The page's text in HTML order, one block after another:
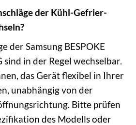
der Kühl-Gefrier-
der Samsung BESPOKE
sind in der Regel wechselbar.
das Gerät flexibel in Ihrer
unabhängig von der
Bitte prüfen
des Modells oder